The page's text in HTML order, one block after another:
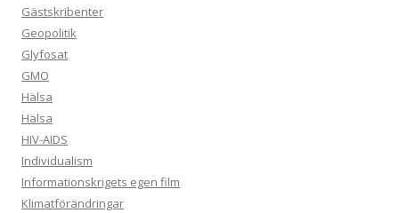
Gästskribenter
Geopolitik
Glyfosat
GMO
Hälsa
Hälsa
HIV-AIDS
Individualism
Informationskrigets egen film
Klimatförändringar